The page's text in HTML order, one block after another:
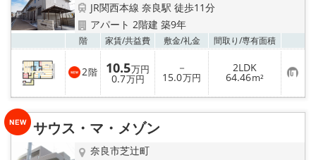
SNS
スタッフ紹介
リフォーム のことなら！
オーナー様へ
住宅型有料老人 Ｆｌｅｕｒａｇｅ
JR関西本線 奈良駅 徒歩11分
アパート 2階建 築9年
階 家賃/共益費 敷金/礼金 間取り/専有面積
2階 10.5万円
0.7万円
－
15.0万円
2LDK
64.46m² お
気
に
り
サウス・マ・メゾン
奈良市芝辻町